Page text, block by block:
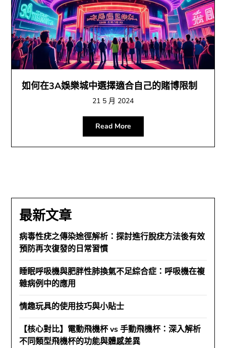
如何在3A娛樂城中選擇適合自己的賭博限制
21 5 月 2024
Read More
最新文章
病毒性疣之傳染途徑解析：探討進行脫疣方法後有效
預防再次復發的日常習慣
睡眠呼吸機與肥胖性肺換氣不足綜合症：呼吸機在複
雜病例中的應用
情趣玩具的使用技巧與小貼士
【核心對比】電動飛機杯 vs 手動飛機杯：深入解析
不同類型飛機杯的功能與體感差異